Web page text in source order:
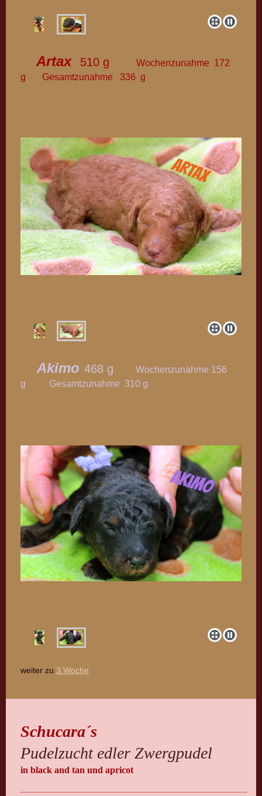
Artax 510 g
Wochenzunahme 172
g Gesamtzunahme 336 g
Akimo 468 g
Wochenzunahme 156
g Gesamtzunahme 310 g
weiter zu 3.Woche
Schucara´s
Pudelzucht edler Zwergpudel
in black and tan und apricot